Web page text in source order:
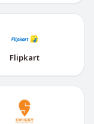
Flipkart